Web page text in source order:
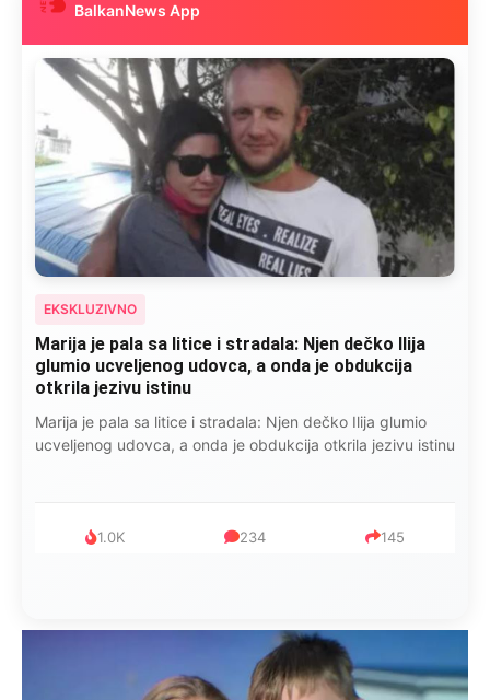
BalkanNews App
EKSKLUZIVNO
Marija je pala sa litice i stradala: Njen dečko Ilija
glumio ucveljenog udovca, a onda je obdukcija
otkrila jezivu istinu
Marija je pala sa litice i stradala: Njen dečko Ilija glumio
ucveljenog udovca, a onda je obdukcija otkrila jezivu istinu
1.0K 234 145